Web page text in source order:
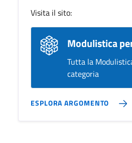
Visita il sito:
Modulistica
Tutta la
categoria
ESPLORA ARGOMENTO